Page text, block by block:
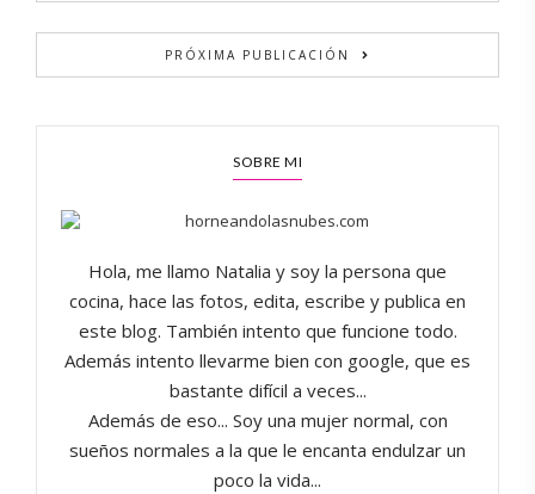
PRÓXIMA PUBLICACIÓN
SOBRE MI
Hola, me llamo Natalia y soy la persona que
cocina, hace las fotos, edita, escribe y publica en
este blog. También intento que funcione todo.
Además intento llevarme bien con google, que es
bastante difícil a veces...
Además de eso... Soy una mujer normal, con
sueños normales a la que le encanta endulzar un
poco la vida...